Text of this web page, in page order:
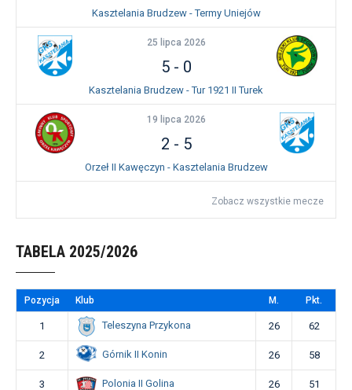
Kasztelania Brudzew - Termy Uniejów
25 lipca 2026
5- 0
Kasztelania Brudzew - Tur 1921 II Turek
19 lipca 2026
2 - 5
Orzeł II Kawęczyn - Kasztelania Brudzew
Zobacz wszystkie mecze
TABELA 2025/2026
Pozycja Klub M. Pkt.
1 Teleszyna Przykona 26 62
2 Górnik II Konin 26 58
3 Polonia II Golina 26 51